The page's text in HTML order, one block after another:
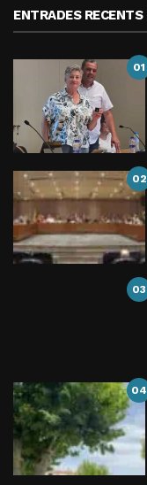
ENTRADES RECENTS
01
02
03
04